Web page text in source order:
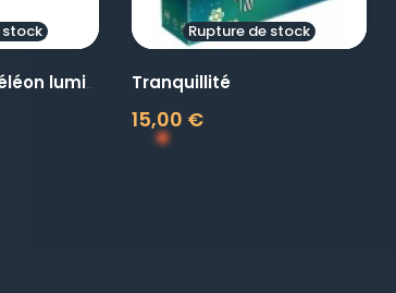
stock
Play+ Mon caméléon lumineux...
Rupture de stock
Tranquillité
15,00 €
Prix